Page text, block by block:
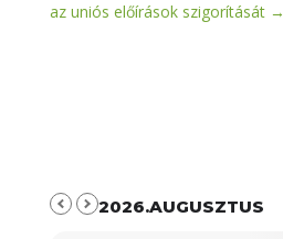
az uniós előírások szigorítását→
2026.AUGUSZTUS